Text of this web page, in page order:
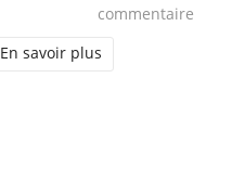
commentaire
En savoir plus